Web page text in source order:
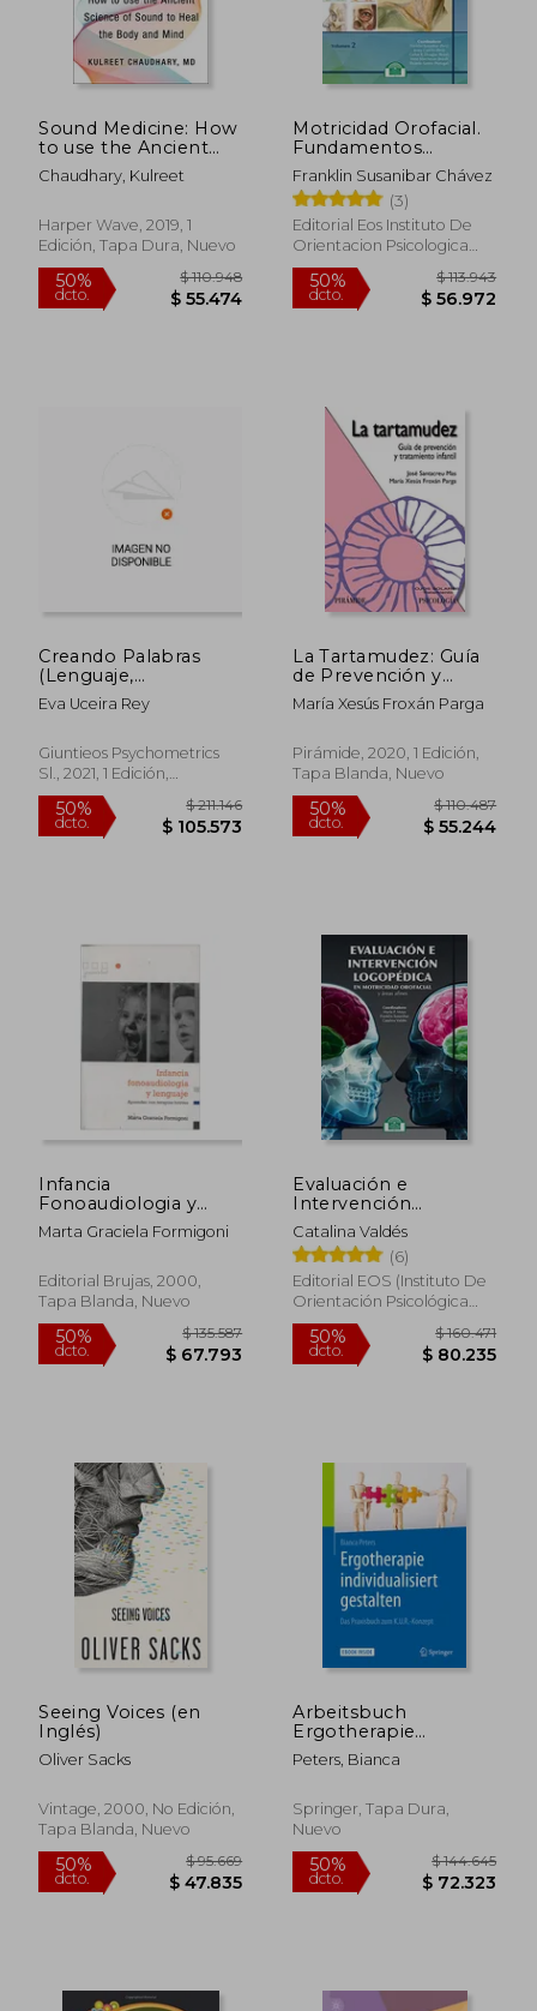
dcto. $ 235.433
50%
dcto. $
Sound Medicine: How
to use the Ancient
Science of Sound to
Heal the Body and
Chaudhary, Kulreet
Harper Wave, 2019, 1
Edición, Tapa Dura, Nuevo
50%
dcto. $ 55.474
Motricidad Orofacial.
Fundamentos
Basados en
Evidencias. Volumen ii
Franklin Susanibar Chávez
(3)
Editorial Eos Instituto De
Orientacion Psicologica
Asociados, 2016, 1 Edición,
Tapa Blanda, Nuevo
50%
dcto. $
Creando Palabras
(Lenguaje,
Comunicación y
Logopedia)
Eva Uceira Rey
Giuntieos Psychometrics
Sl., 2021, 1 Edición,
Suplemento De Libro,
Nuevo
La Tartamudez: Guía
de Prevención y
Tratamiento Infantil
María Xesús Froxán Parga
Pirámide, 2020, 1 Edición,
Tapa Blanda, Nuevo
Infancia
Fonoaudiologia y
Lenguaje: Aprender
con Terapias Breves
Marta Graciela Formigoni
Editorial Brujas, 2000,
Tapa Blanda, Nuevo
Evaluación e
Intervención
Logopédica en
Motricidad Orofacial y
Áreas Afines
Catalina Valdés
(6)
Editorial EOS (Instituto De
Orientación Psicológica
Asociados), 2019, Tapa
Blanda, Nuevo
Seeing Voices (en
Inglés)
Oliver Sacks
Vintage, 2000, No Edición,
Tapa Blanda, Nuevo
Arbeitsbuch
Ergotherapie
Individualisiert
Gestalten (en
Peters, Bianca
Springer, Tapa Dura,
Nuevo